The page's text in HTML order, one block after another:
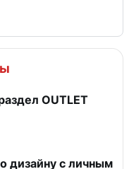
OUTLET
дизайну с личным